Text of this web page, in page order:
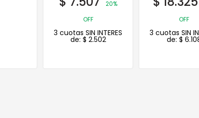
20%
3 cuotas SIN INTERES
2.502
20%
3 cuotas SIN INTERES
6.108